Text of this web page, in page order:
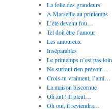
La folie des grandeurs
A Marseille au printemps
L’été devenu fou…
Tel doit être l’amour
Les amoureux
Inséparables
Le printemps n’est pas loin
Ne surtout rien prévoir…
Crois-tu vraiment, l’ami…
La maison biscornue
Oh zut ! Il pleut…
Oh oui, il reviendra…